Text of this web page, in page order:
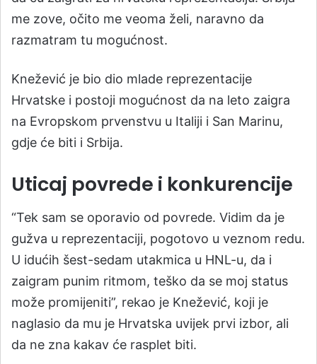
me zove, očito me veoma želi, naravno da
razmatram tu mogućnost.
Knežević je bio dio mlade reprezentacije
Hrvatske i postoji mogućnost da na leto zaigra
na Evropskom prvenstvu u Italiji i San Marinu,
gdje će biti i Srbija.
Uticaj povrede i konkurencije
“Tek sam se oporavio od povrede. Vidim da je
gužva u reprezentaciji, pogotovo u veznom redu.
U idućih šest-sedam utakmica u HNL-u, da i
zaigram punim ritmom, teško da se moj status
može promijeniti”, rekao je Knežević, koji je
naglasio da mu je Hrvatska uvijek prvi izbor, ali
da ne zna kakav će rasplet biti.